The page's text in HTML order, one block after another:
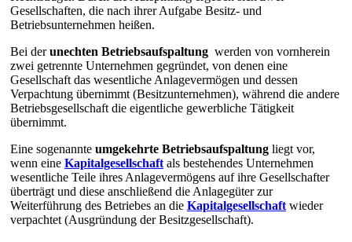
Gesellschaften, die nach ihrer Aufgabe Besitz- und
Betriebsunternehmen heißen.
Bei derunechten Betriebsaufspaltung werden von vornherein
zwei getrennte Unternehmen gegründet, von denen eine
Gesellschaft das wesentliche Anlagevermögen und dessen
Verpachtung übernimmt (Besitzunternehmen), während die andere
Betriebsgesellschaft die eigentliche gewerbliche Tätigkeit
übernimmt.
Eine sogenannte umgekehrte Betriebsaufspaltung liegt vor,
wenn eine Kapitalgesellschaft als bestehendes Unternehmen
wesentliche Teile ihres Anlagevermögens auf ihre Gesellschafter
überträgt und diese anschließend die Anlagegüter zur
Weiterführung des Betriebes an die Kapitalgesellschaft wieder
verpachtet (Ausgründung der Besitzgesellschaft).